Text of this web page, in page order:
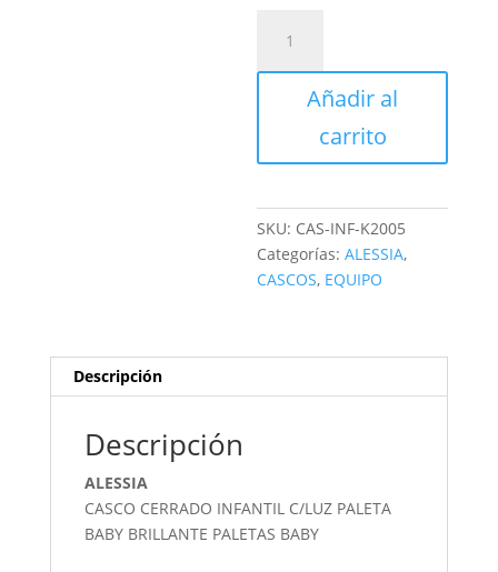
CERRADO
INFANTIL
Añadir al
carrito
SKU: CAS-INF-K2005
Categorías:ALESSIA,
CASCOS, EQUIPO
Descripción
Descripción
ALESSIA
CASCO CERRADO INFANTIL C/LUZ PALETA
BABY BRILLANTE PALETAS BABY